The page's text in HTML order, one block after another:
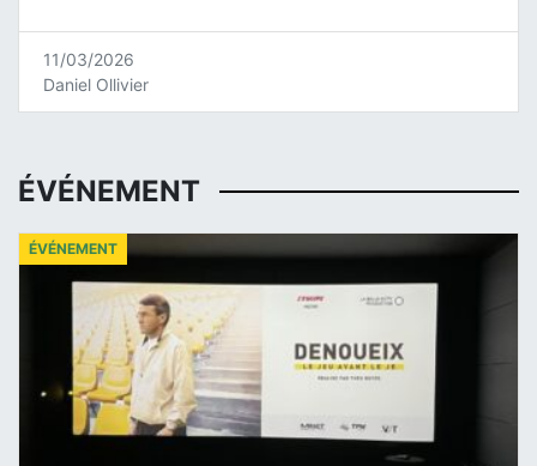
11/03/2026
Daniel Ollivier
ÉVÉNEMENT
ÉVÉNEMENT